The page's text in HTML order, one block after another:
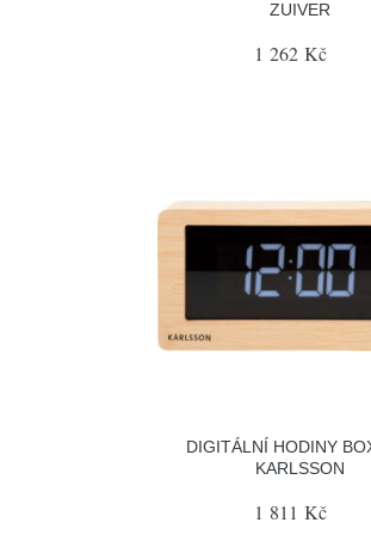
ZUIVER
1 262 Kč
DIGITÁLNÍ HODINY
KARLSSON
1 811 Kč